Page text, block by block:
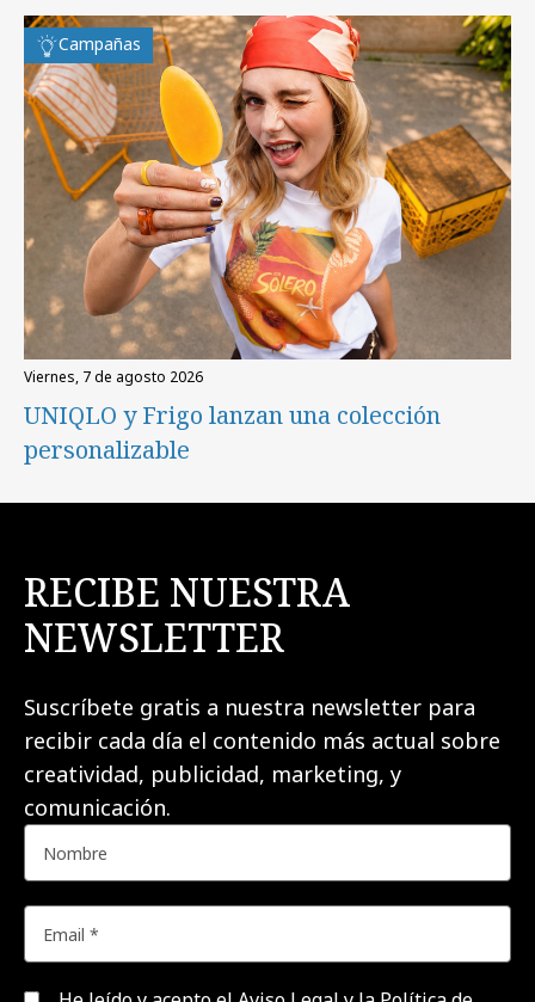
Campañas
viernes, 7 de agosto 2026
UNIQLO y Frigo lanzan una colección
personalizable
RECIBE NUESTRA
NEWSLETTER
Suscríbete gratis a nuestra newsletter para
recibir cada día el contenido más actual sobre
creatividad, publicidad, marketing, y
comunicación.